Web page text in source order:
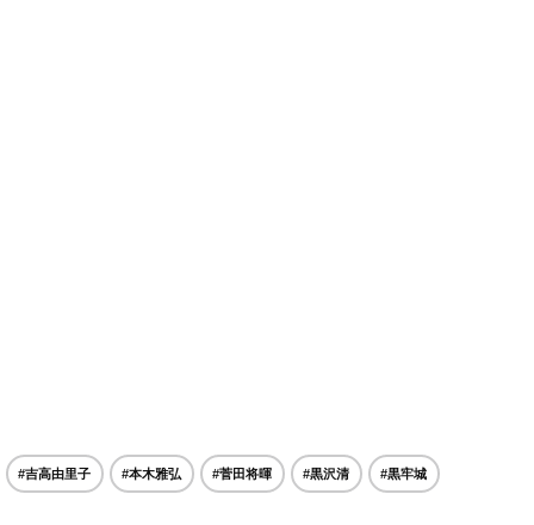
#吉高由里子 #本木雅弘 #菅田将暉 #黒沢清 #黒牢城